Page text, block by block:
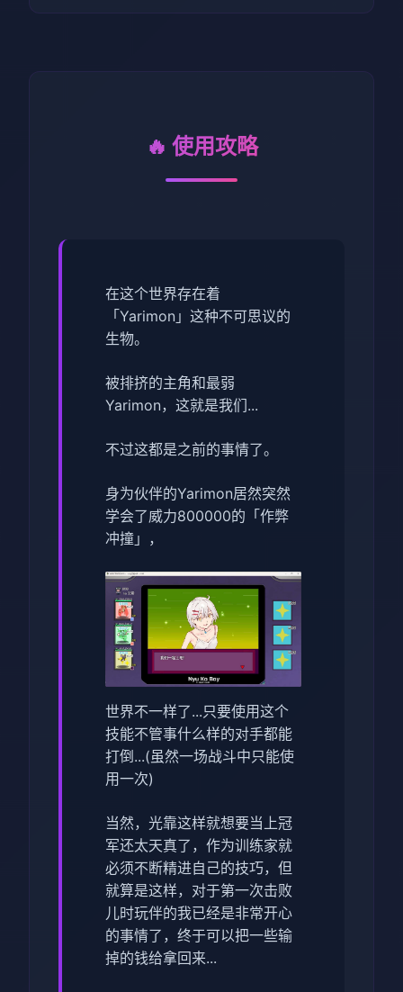
🔥 使用攻略
在这个世界存在着
「Yarimon」这种不可思议的
生物。
被排挤的主角和最弱
Yarimon，这就是我们...
不过这都是之前的事情了。
身为伙伴的Yarimon居然突然
学会了威力800000的「作弊
冲撞」，
世界不一样了...只要使用这个
技能不管事什么样的对手都能
打倒...(虽然一场战斗中只能使
用一次)
当然，光靠这样就想要当上冠
军还太天真了，作为训练家就
必须不断精进自己的技巧，但
就算是这样，对于第一次击败
儿时玩伴的我已经是非常开心
的事情了，终于可以把一些输
掉的钱给拿回来...